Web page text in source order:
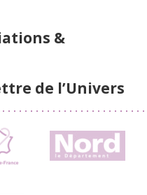
&
de l’Univers